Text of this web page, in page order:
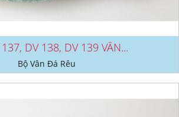
DV 138, DV 139 VÂN...
Bộ Vân Đá Rêu